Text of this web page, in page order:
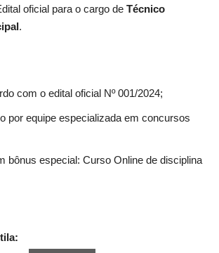
oficial para o cargo de Técnico
.
com o edital oficial Nº 001/2024;
por equipe especializada em concursos
bônus especial: Curso Online de disciplina